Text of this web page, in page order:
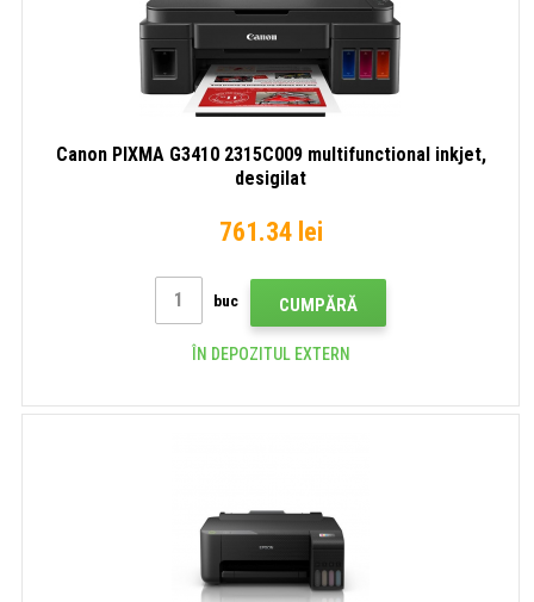
Canon PIXMA G3410 2315C009 multifunctional inkjet,
desigilat
761.34 lei
buc CUMPĂRĂ
ÎN DEPOZITUL EXTERN